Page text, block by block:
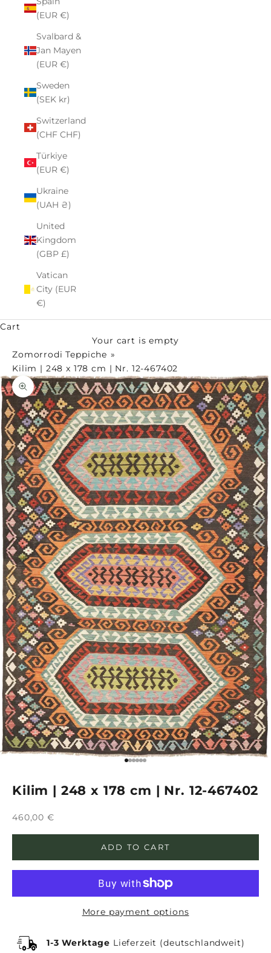
(EUR €)
Svalbard &
Jan Mayen
(EUR €)
Sweden
(SEK kr)
Switzerland
(CHF CHF)
Türkiye
(EUR €)
Ukraine
(UAH ₴)
United
Kingdom
(GBP £)
Vatican
City (EUR
€)
Cart
Your cart is empty
Zomorrodi Teppiche
Kilim | 248 x 178 cm | Nr. 12-467402
Zoom picture
Go to item 1
Go to item 2
Go to item 3
Go to item 4
Go to item 5
Go to item 6
Kilim | 248 x 178 cm | Nr. 12-467402
Sale price
460,00 €
ADD TO CART
More payment options
1-3 Werktage Lieferzeit (deutschlandweit)